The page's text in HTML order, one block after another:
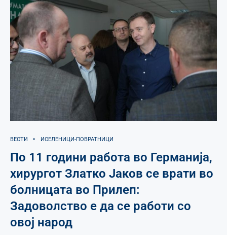
ВЕСТИ ИСЕЛЕНИЦИ-ПОВРАТНИЦИ
По 11 години работа во Германија,
хирургот Златко Јаков се врати во
болницата во Прилеп:
Задоволство е да се работи со
овој народ